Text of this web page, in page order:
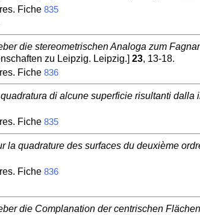
Fiche 835
die stereometrischen Analoga zum
zu Leipzig. Leipzig.] 23, 13-18.
Fiche 836
di alcune superficie risultanti dalla
Fiche 835
la quadrature des surfaces du deuxième
Fiche 836
die Complanation der centrischen